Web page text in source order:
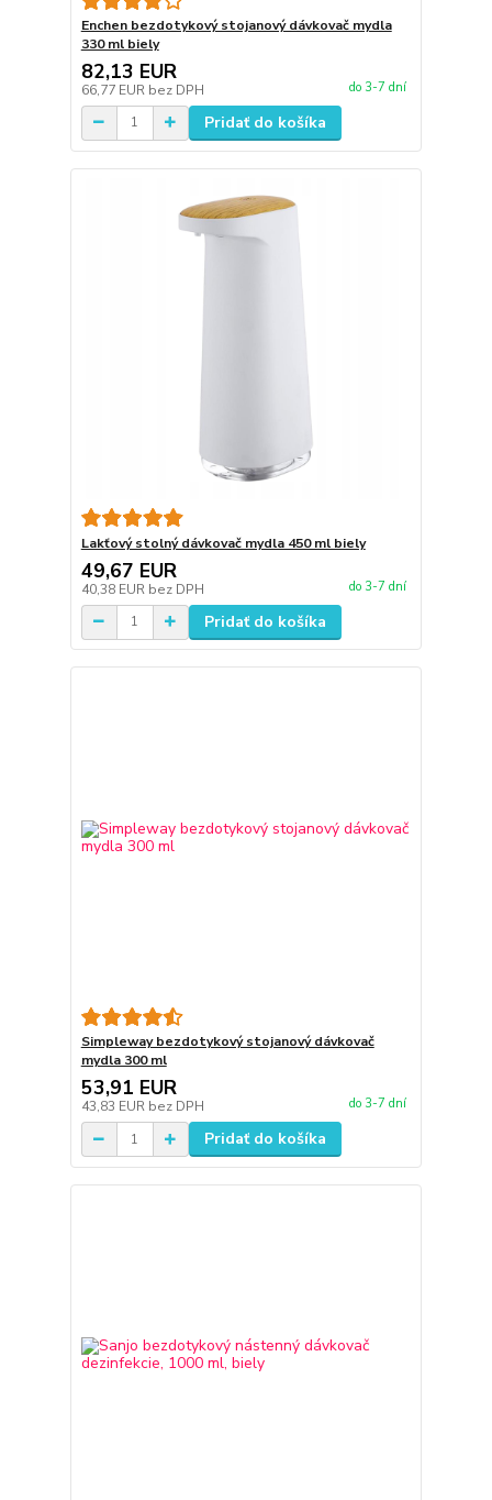
Enchen bezdotykový stojanový dávkovač mydla
330 ml biely
82,13 EUR
66,77 EUR bez DPH do 3-7 dní
Pridať do košíka
Lakťový stolný dávkovač mydla 450 ml biely
49,67 EUR
40,38 EUR bez DPH do 3-7 dní
Pridať do košíka
Simpleway bezdotykový stojanový dávkovač
mydla 300 ml
53,91 EUR
43,83 EUR bez DPH do 3-7 dní
Pridať do košíka